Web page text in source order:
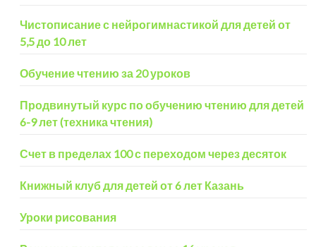
Чистописание с нейрогимнастикой для детей от
5,5 до 10 лет
Обучение чтению за 20 уроков
Продвинутый курс по обучению чтению для детей
6-9 лет (техника чтения)
Счет в пределах 100 с переходом через десяток
Книжный клуб для детей от 6 лет Казань
Уроки рисования